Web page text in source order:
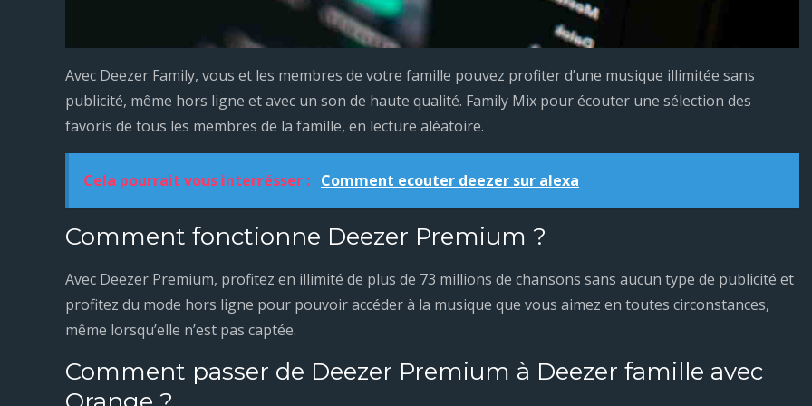
Avec Deezer Family, vous et les membres de votre famille pouvez profiter d’une musique illimitée sans
publicité, même hors ligne et avec un son de haute qualité. Family Mix pour écouter une sélection des
favoris de tous les membres de la famille, en lecture aléatoire.
Cela pourrait vous interrésser : Comment ecouter deezer sur alexa
Comment fonctionne Deezer Premium ?
Avec Deezer Premium, profitez en illimité de plus de 73 millions de chansons sans aucun type de publicité et
profitez du mode hors ligne pour pouvoir accéder à la musique que vous aimez en toutes circonstances,
même lorsqu’elle n’est pas captée.
Comment passer de Deezer Premium à Deezer famille avec